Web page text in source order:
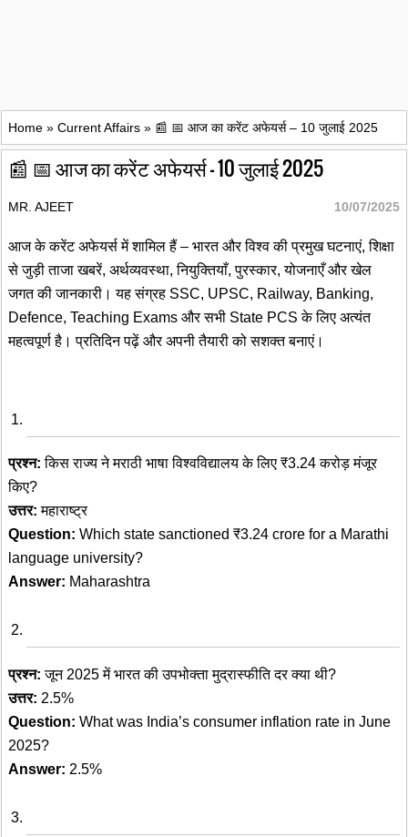
Home » Current Affairs » 📰 📅 आज का करेंट अफेयर्स – 10 जुलाई 2025
📰 📅 आज का करेंट अफेयर्स – 10 जुलाई 2025
MR. AJEET 10/07/2025
आज के करेंट अफेयर्स में शामिल हैं – भारत और विश्व की प्रमुख घटनाएं, शिक्षा
से जुड़ी ताजा खबरें, अर्थव्यवस्था, नियुक्तियाँ, पुरस्कार, योजनाएँ और खेल
जगत की जानकारी। यह संग्रह SSC, UPSC, Railway, Banking,
Defence, Teaching Exams और सभी State PCS के लिए अत्यंत
महत्वपूर्ण है। प्रतिदिन पढ़ें और अपनी तैयारी को सशक्त बनाएं।
प्रश्न: किस राज्य ने मराठी भाषा विश्वविद्यालय के लिए ₹3.24 करोड़ मंजूर
किए?
उत्तर: महाराष्ट्र
Question: Which state sanctioned ₹3.24 crore for a Marathi
language university?
Answer: Maharashtra
प्रश्न: जून 2025 में भारत की उपभोक्ता मुद्रास्फीति दर क्या थी?
उत्तर: 2.5%
Question: What was India’s consumer inflation rate in June
2025?
Answer: 2.5%